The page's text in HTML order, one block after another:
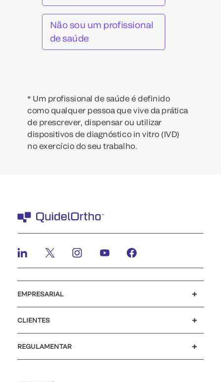
Não sou um profissional
de saúde
* Um profissional de saúde é definido
como qualquer pessoa que vive da prática
de prescrever, dispensar ou utilizar
dispositivos de diagnóstico in vitro (IVD)
no exercício do seu trabalho.
EMPRESARIAL
CLIENTES
REGULAMENTAR